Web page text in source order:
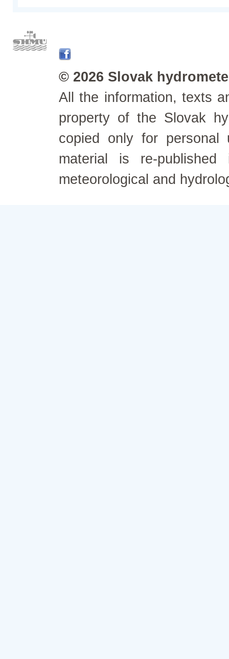
© 2026 Slovak
All the information, texts
property of the Slovak
copied only for personal
material is re-
meteorological and